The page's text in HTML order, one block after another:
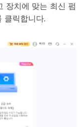
장치에 맞는 최신 펌
클릭합니다.